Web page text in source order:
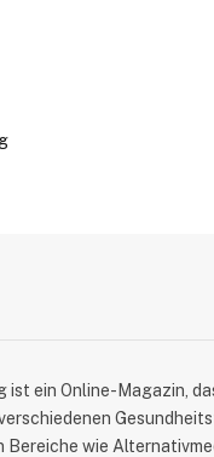
ist ein Online-Magazin,
Bereiche wie